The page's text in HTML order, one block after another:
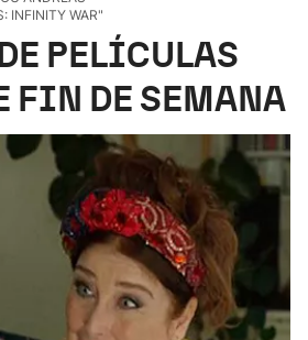
Ikusmiran
INFINITY WAR"
PELÍCULAS
FIN DE SEMANA